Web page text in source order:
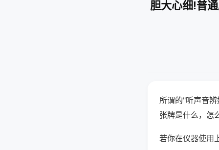
胆大心细!普
所谓的"听声音
张牌是什么，怎
若你在仪器使用